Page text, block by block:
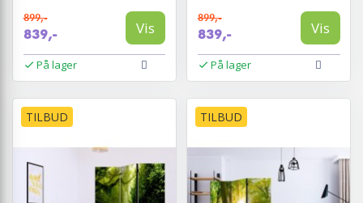
899,-
839,- Vis
På lager
899,-
839,- Vis
På lager
TILBUD TILBUD